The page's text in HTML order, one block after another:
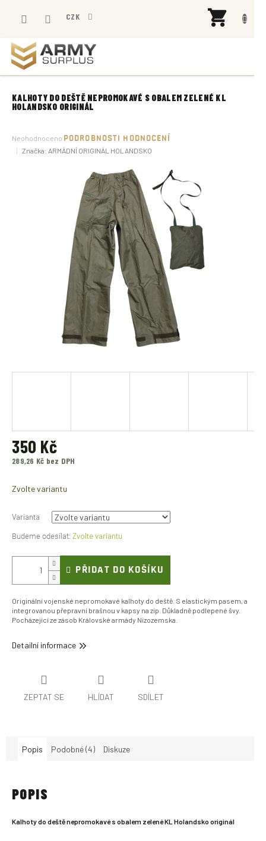
CZK
KALHOTY DO DEŠTĚ NEPROMOKAVÉ S OBALEM ZELENÉ KL
HOLANDSKO ORIGINÁL
Průměrné
hodnocení
produktu
Neohodnoceno PODROBNOSTI HODNOCENÍ
Značka: ARMÁDNÍ ORIGINÁL HOLANDSKO
350 Kč
289,26 Kč bez DPH
cena:
Zvolte variantu
Varianta
Zvolte variantu
PŘIDAT DO KOŠÍKU
Originální vojenské nepromokavé kalhoty do deště. S elastickým pasem, a
integrovanou přepravní brašnou v kapsy na zip. Důkladně podlepené švy.
Pocházející ze zásob Královské armády Nizozemska.
Detailní informace
ZEPTAT SE HLÍDAT SDÍLET
Popis Podobné (4) Diskuze
POPIS
Kalhoty do deště nepromokavé s obalem zelené KL Holandsko originál